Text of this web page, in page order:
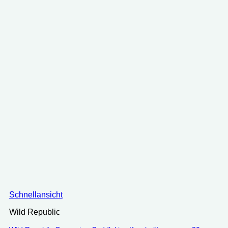
Schnellansicht
Wild Republic